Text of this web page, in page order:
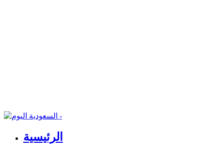
الرئيسية